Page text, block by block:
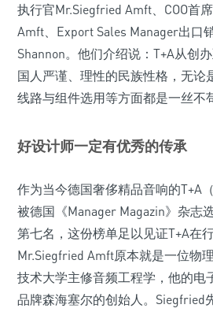
执行官Mr.Siegfried Amft、COO首
Amft、Export Sales Manager出口
Shannon。他们介绍说：T+A从创
国人严谨、理性的民族性格，无论
线路与组件选用等方面都是一丝不
好设计师一定有优秀的传承
作为当今德国奢侈精品音响的T+A
被德国《Manager Magazin》杂志
第七名，这份榜单足以见证T+A在
Mr.Siegfried Amft原本就是一位物
技术大学主修音频工程学，他的电
品牌森海塞尔的创始人。Siegfried